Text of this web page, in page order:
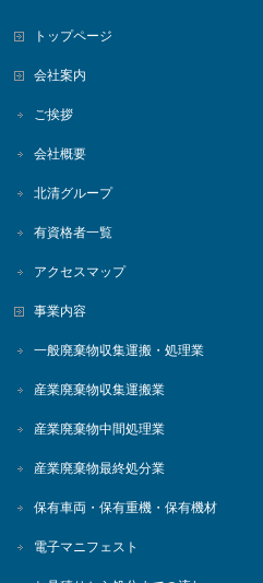
トップページ
会社案内
ご挨拶
会社概要
北清グループ
有資格者一覧
アクセスマップ
事業内容
一般廃棄物収集運搬・処理業
産業廃棄物収集運搬業
産業廃棄物中間処理業
産業廃棄物最終処分業
保有車両・保有重機・保有機材
電子マニフェスト